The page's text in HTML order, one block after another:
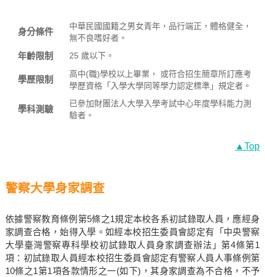
身分條件
中華民國國籍之男女青年，品行端正，體格健全，
無不良嗜好者。
年齡限制 25 歲以下。
學歷限制
高中(職)學校以上畢業， 或符合招生簡章所訂應考
學歷資格「入學大學同等學力認定標準」規定者。
學科測驗
已參加財團法人大學入學考試中心年度學科能力測
驗者。
▲Top
警察大學身家調查
依據警察教育條例第5條之1規定本校各系初試錄取人員，應經身
家調查合格，始得入學。如經本校招生委員會認定有「中央警察
大學臺灣警察專科學校初試錄取人員身家調查辦法」第4條第1
項：初試錄取人員經本校招生委員會認定有警察人員人事條例第
10條之1第1項各款情形之一(如下)，其身家調查為不合格，不予